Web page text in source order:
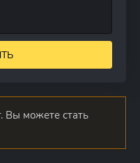
Вы можете стать